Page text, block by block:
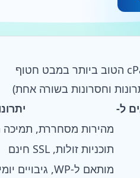
ל-
מהירות מסחררת,
תוכניות זולות, SSL חינם
מותאם ל-WP, גיבויים יומיים